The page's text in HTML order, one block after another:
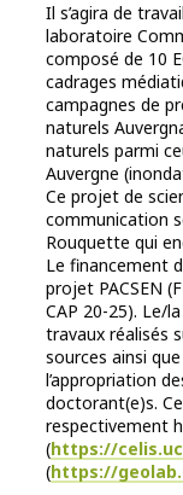
Il s’agira de
laboratoire
composé de 10
cadrages
campagnes de
naturels
naturels parmi
Auvergne
Ce projet de
communication
Rouquette qui
Le financement
projet PACSEN
CAP 20-25). Le/
travaux réalisés
sources ainsi
l’appropriation
doctorant(e)s.
respectivement
(https://
(https://